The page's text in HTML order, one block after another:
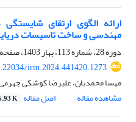
ارائه الگوی ارتقای
مهندسی و ساخت تاسیسات
دوره 28، شماره 113، بهار 1403، صفحه
irm.2024.441420.1273
مهسا محمدیان، علیرضا کوشکی
مشاهده مقاله
اصل مقاله K